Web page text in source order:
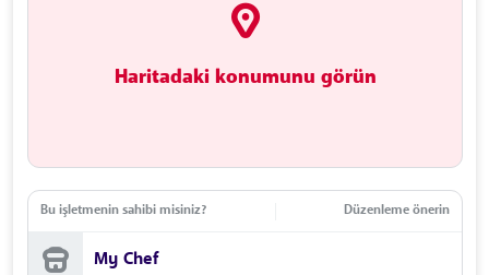
Haritadaki konumunu görün
Bu işletmenin sahibi misiniz? Düzenleme önerin
My Chef